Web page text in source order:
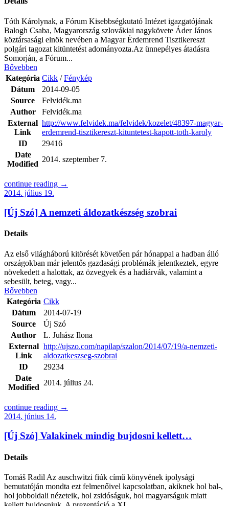
Tóth Károlynak, a Fórum Kisebbségkutató Intézet igazgatójának
Balogh Csaba, Magyarország szlovákiai nagykövete Áder János
köztársasági elnök nevében a Magyar Érdemrend Tisztikereszt
polgári tagozat kitüntetést adományozta.Az ünnepélyes átadásra
Somorján, a Fórum...
Bővebben
Kategória Cikk /Fénykép
Dátum
2014-09-05
Source
Felvidék.ma
Author
Felvidék.ma
External
Link
http://www.felvidek.ma/felvidek/kozelet/48397-magyar-
erdemrend-tisztikereszt-kituntetest-kapott-toth-karoly
ID
29416
Date
Modified
2014. szeptember 7.
continue reading →
2014. július 19.
[Új Szó] A nemzeti áldozatkészség szobrai
Details
Az első világháború kitörését követően pár hónappal a hadban álló
országokban már jelentős gazdasági problémák jelentkeztek, egyre
növekedett a halottak, az özvegyek és a hadiárvák, valamint a
sebesült, beteg, vagy...
Bővebben
Kategória Cikk
Dátum
2014-07-19
Source
Új Szó
Author
L. Juhász Ilona
External
Link
http://ujszo.com/napilap/szalon/2014/07/19/a-nemzeti-
aldozatkeszseg-szobrai
ID
29234
Date
Modified
2014. július 24.
continue reading →
2014. június 14.
[Új Szó] Valakinek mindig bujdosni kellett…
Details
Tomáš Radil Az auschwitzi fiúk című könyvének ipolysági
bemutatóján mondta ezt felmenőivel kapcsolatban, akiknek hol bal-,
hol jobboldali nézeteik, hol zsidóságuk, hol magyarságuk miatt